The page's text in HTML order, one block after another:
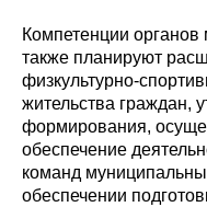
Компетенции
также планируют
физкультурно-
жительства граждан,
формирования,
обеспечение
команд
обеспечении